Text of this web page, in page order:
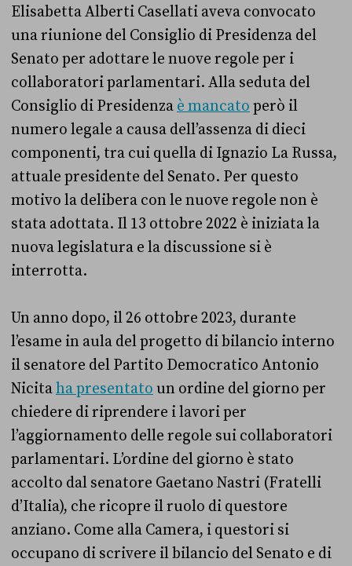
Elisabetta Alberti Casellati aveva convocato
una riunione del Consiglio di Presidenza del
Senato per adottare le nuove regole per i
collaboratori parlamentari. Alla seduta del
Consiglio di Presidenza è mancato però il
numero legale a causa dell’assenza di dieci
componenti, tra cui quella di Ignazio La Russa,
attuale presidente del Senato. Per questo
motivo la delibera con le nuove regole non è
stata adottata. Il 13 ottobre 2022 è iniziata la
nuova legislatura e la discussione si è
interrotta.
Un anno dopo, il 26 ottobre 2023, durante
l’esame in aula del progetto di bilancio interno
il senatore del Partito Democratico Antonio
Nicitaha presentato un ordine del giorno per
chiedere di riprendere i lavori per
l’aggiornamento delle regole sui collaboratori
parlamentari. L’ordine del giorno è stato
accolto dal senatore Gaetano Nastri (Fratelli
d’Italia), che ricopre il ruolo di questore
anziano. Come alla Camera, i questori si
occupano di scrivere il bilancio del Senato e di